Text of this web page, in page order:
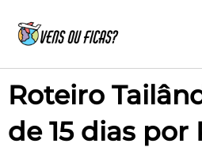
content
Roteiro
de 15 dias por